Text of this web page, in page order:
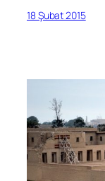
18 Şubat 2015